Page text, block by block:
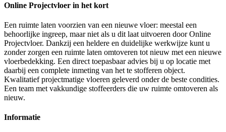
Online Projectvloer in het kort
Een ruimte laten voorzien van een nieuwe vloer: meestal een
behoorlijke ingreep, maar niet als u dit laat uitvoeren door Online
Projectvloer. Dankzij een heldere en duidelijke werkwijze kunt u
zonder zorgen een ruimte laten omtoveren tot nieuw met een nieuwe
vloerbedekking. Een direct toepasbaar advies bij u op locatie met
daarbij een complete inmeting van het te stofferen object.
Kwalitatief projectmatige vloeren geleverd onder de beste condities.
Een team met vakkundige stoffeerders die uw ruimte omtoveren als
nieuw.
Informatie